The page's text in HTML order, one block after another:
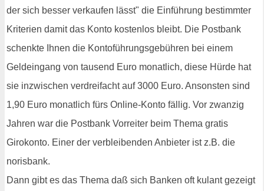
der sich besser verkaufen lässt" die Einführung bestimmter
Kriterien damit das Konto kostenlos bleibt. Die Postbank
schenkte Ihnen die Kontoführungsgebühren bei einem
Geldeingang von tausend Euro monatlich, diese Hürde hat
sie inzwischen verdreifacht auf 3000 Euro. Ansonsten sind
1,90 Euro monatlich fürs Online-Konto fällig. Vor zwanzig
Jahren war die Postbank Vorreiter beim Thema gratis
Girokonto. Einer der verbleibenden Anbieter ist z.B. die
norisbank.
Dann gibt es das Thema daß sich Banken oft kulant gezeigt